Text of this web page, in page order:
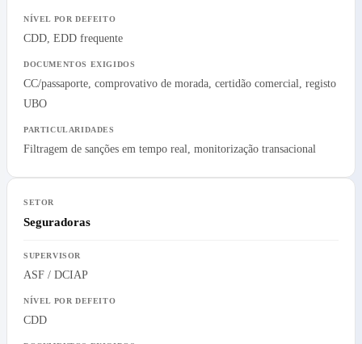
CDD, EDD frequente
CC/passaporte, comprovativo de morada, certidão comercial, registo
UBO
Filtragem de sanções em tempo real, monitorização transacional
Seguradoras
ASF / DCIAP
CDD